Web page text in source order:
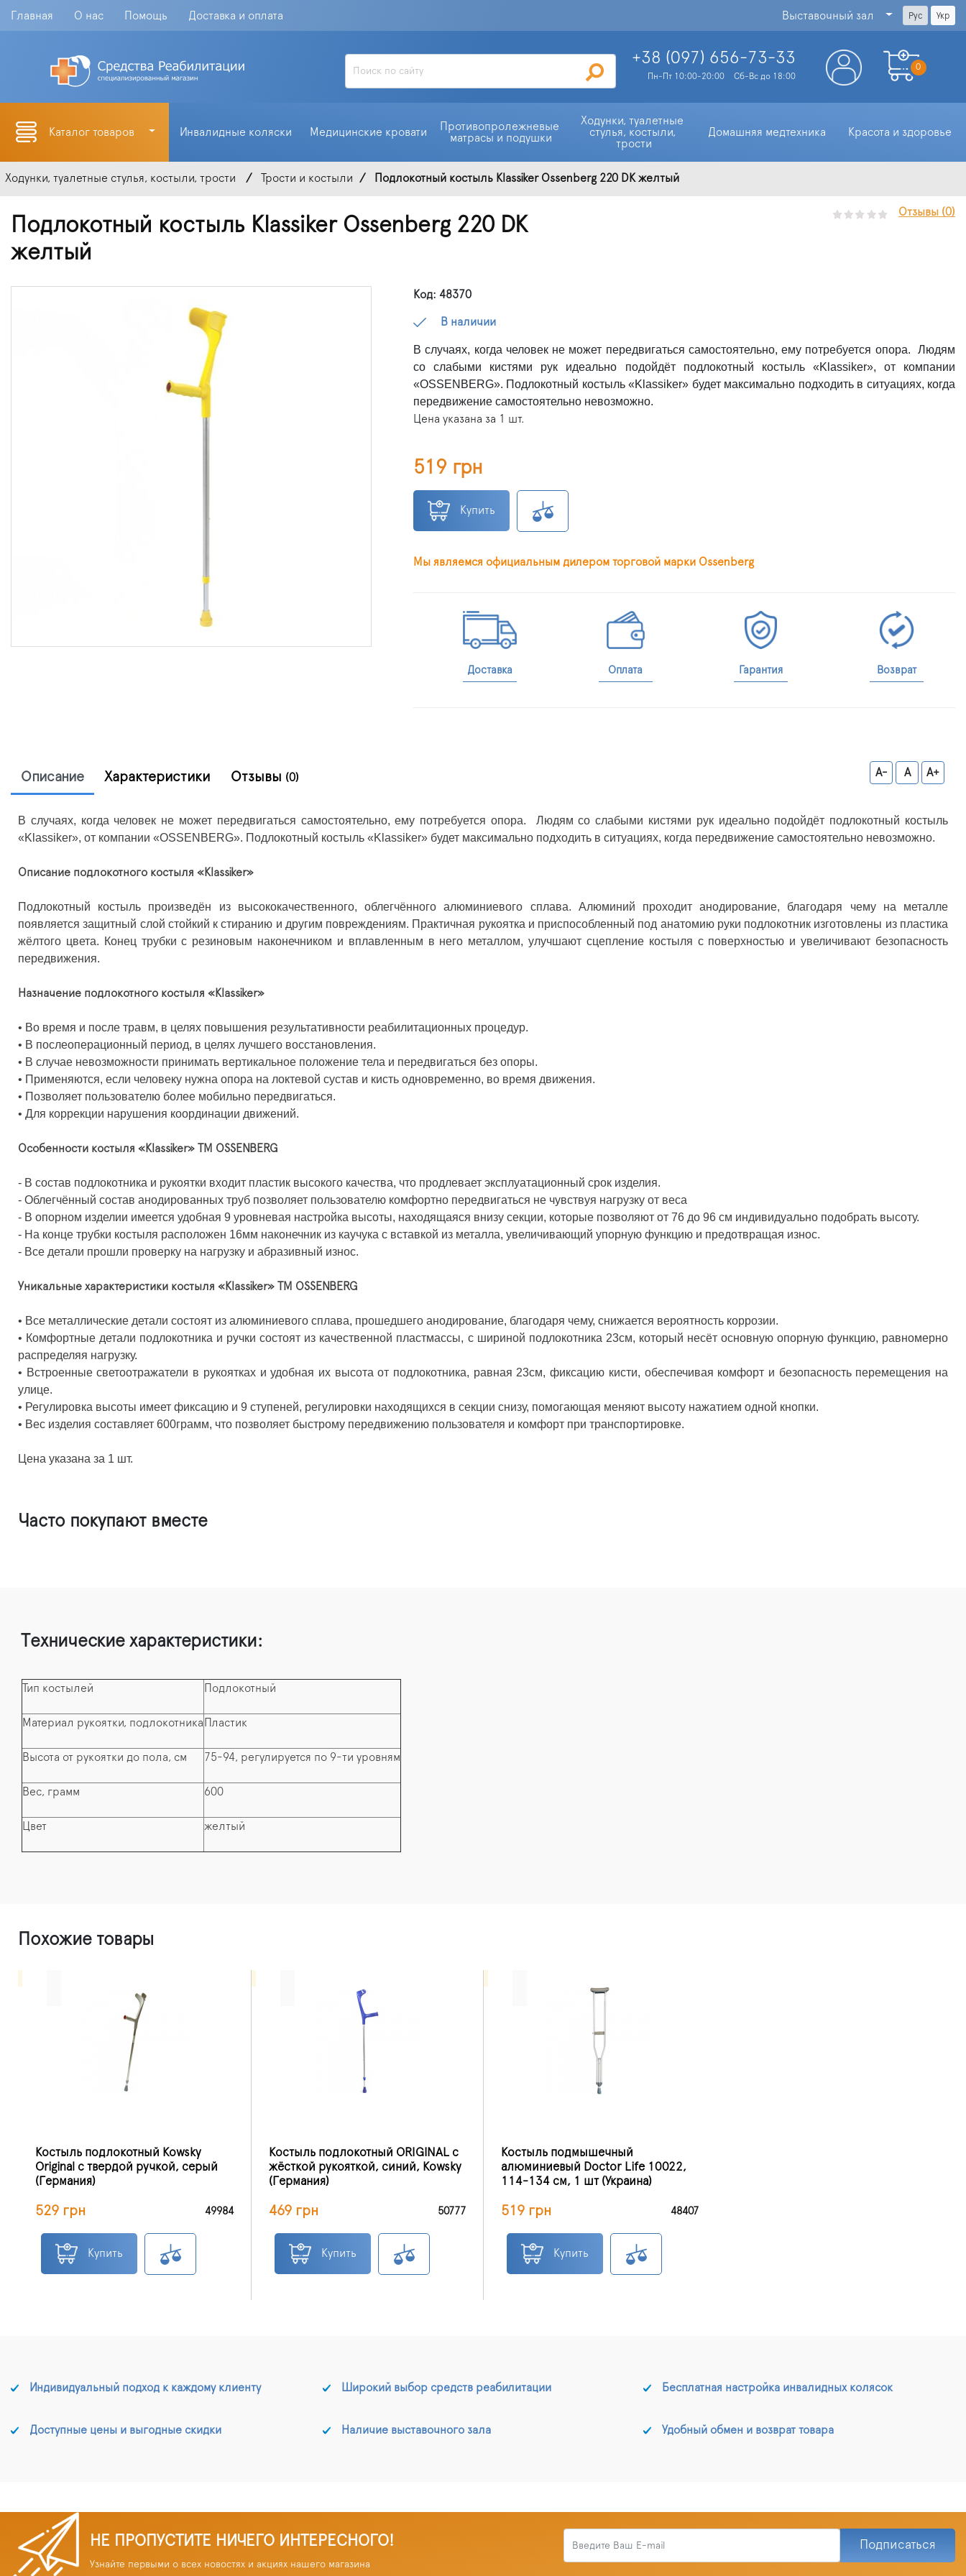
Главная О нас Помощь Доставка и оплата Выставочный зал Рус Укр
+38 (097) 656-73-33
Пн-Пт 10:00-20:00 Сб-Вс до 18:00
0
Каталог товаров Инвалидные коляски Медицинские кровати
Противопролежневые
матрасы и подушки
Ходунки, туалетные
стулья, костыли,
трости
Домашняя медтехника Красота и здоровье
Ходунки, туалетные стулья, костыли, трости Трости и костыли Подлокотный костыль Klassiker Ossenberg 220 DK желтый
Подлокотный костыль Klassiker Ossenberg 220 DK
желтый
Отзывы (0)
Код: 48370
В наличии
В случаях, когда человек не может передвигаться самостоятельно, ему потребуется опора. Людям
со слабыми кистями рук идеально подойдёт подлокотный костыль «Klassiker», от компании
«OSSENBERG». Подлокотный костыль «Klassiker» будет максимально подходить в ситуациях, когда
передвижение самостоятельно невозможно.
Цена указана за 1 шт.
519 грн
Купить
Мы являемся официальным дилером торговой марки Ossenberg
Доставка Оплата Гарантия Возврат
Описание Характеристики Отзывы (0) A- A A+
В случаях, когда человек не может передвигаться самостоятельно, ему потребуется опора. Людям со слабыми кистями рук идеально подойдёт подлокотный костыль
«Klassiker», от компании «OSSENBERG». Подлокотный костыль «Klassiker» будет максимально подходить в ситуациях, когда передвижение самостоятельно невозможно.
Описание подлокотного костыля «Klassiker»
Подлокотный костыль произведён из высококачественного, облегчённого алюминиевого сплава. Алюминий проходит анодирование, благодаря чему на металле
появляется защитный слой стойкий к стиранию и другим повреждениям. Практичная рукоятка и приспособленный под анатомию руки подлокотник изготовлены из пластика
жёлтого цвета. Конец трубки с резиновым наконечником и вплавленным в него металлом, улучшают сцепление костыля с поверхностью и увеличивают безопасность
передвижения.
Назначение подлокотного костыля «Klassiker»
• Во время и после травм, в целях повышения результативности реабилитационных процедур.
• В послеоперационный период, в целях лучшего восстановления.
• В случае невозможности принимать вертикальное положение тела и передвигаться без опоры.
• Применяются, если человеку нужна опора на локтевой сустав и кисть одновременно, во время движения.
• Позволяет пользователю более мобильно передвигаться.
• Для коррекции нарушения координации движений.
Особенности костыля «Klassiker» ТМ OSSENBERG
- В состав подлокотника и рукоятки входит пластик высокого качества, что продлевает эксплуатационный срок изделия.
- Облегчённый состав анодированных труб позволяет пользователю комфортно передвигаться не чувствуя нагрузку от веса
- В опорном изделии имеется удобная 9 уровневая настройка высоты, находящаяся внизу секции, которые позволяют от 76 до 96 см индивидуально подобрать высоту.
- На конце трубки костыля расположен 16мм наконечник из каучука с вставкой из металла, увеличивающий упорную функцию и предотвращая износ.
- Все детали прошли проверку на нагрузку и абразивный износ.
Уникальные характеристики костыля «Klassiker» ТМ OSSENBERG
• Все металлические детали состоят из алюминиевого сплава, прошедшего анодирование, благодаря чему, снижается вероятность коррозии.
• Комфортные детали подлокотника и ручки состоят из качественной пластмассы, с шириной подлокотника 23см, который несёт основную опорную функцию, равномерно
распределяя нагрузку.
• Встроенные светоотражатели в рукоятках и удобная их высота от подлокотника, равная 23см, фиксацию кисти, обеспечивая комфорт и безопасность перемещения на
улице.
• Регулировка высоты имеет фиксацию и 9 ступеней, регулировки находящихся в секции снизу, помогающая меняют высоту нажатием одной кнопки.
• Вес изделия составляет 600грамм, что позволяет быстрому передвижению пользователя и комфорт при транспортировке.
Цена указана за 1 шт.
Часто покупают вместе
Технические характеристики:
Тип костылей Подлокотный
Материал рукоятки, подлокотника Пластик
Высота от рукоятки до пола, см 75-94, регулируется по 9-ти уровням
Вес, грамм 600
Цвет желтый
Похожие товары
Костыль подлокотный Kowsky
Original с твердой ручкой, серый
(Германия)
529 грн 49984
Купить
Костыль подлокотный ORIGINAL с
жёсткой рукояткой, синий, Kowsky
(Германия)
469 грн 50777
Купить
Костыль подмышечный
алюминиевый Doctor Life 10022,
114-134 см, 1 шт (Украина)
519 грн 48407
Купить
Индивидуальный подход к каждому клиенту Широкий выбор средств реабилитации
Доступные цены и выгодные скидки Наличие выставочного зала
Бесплатная настройка инвалидных колясок
Удобный обмен и возврат товара
НЕ ПРОПУСТИТЕ НИЧЕГО ИНТЕРЕСНОГО!
Узнайте первыми о всех новостях и акциях нашего магазина
Подписаться